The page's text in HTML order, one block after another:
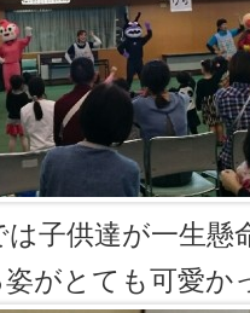
子供達が一生懸
がとても可愛か